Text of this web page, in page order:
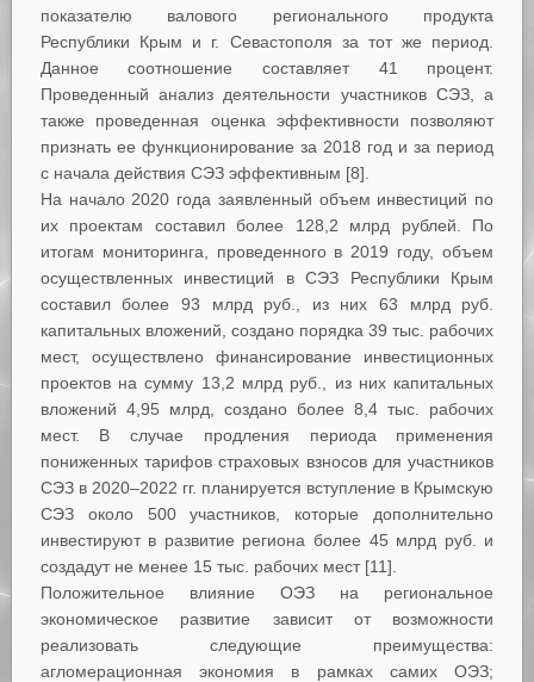
показателю валового регионального продукта
Республики Крым и г. Севастополя за тот же период.
Данное соотношение составляет 41 процент.
Проведенный анализ деятельности участников СЭЗ, а
также проведенная оценка эффективности позволяют
признать ее функционирование за 2018 год и за период
с начала действия СЭЗ эффективным [8].
На начало 2020 года заявленный объем инвестиций по
их проектам составил более 128,2 млрд рублей. По
итогам мониторинга, проведенного в 2019 году, объем
осуществленных инвестиций в СЭЗ Республики Крым
составил более 93 млрд руб., из них 63 млрд руб.
капитальных вложений, создано порядка 39 тыс. рабочих
мест, осуществлено финансирование инвестиционных
проектов на сумму 13,2 млрд руб., из них капитальных
вложений 4,95 млрд, создано более 8,4 тыс. рабочих
мест. В случае продления периода применения
пониженных тарифов страховых взносов для участников
СЭЗ в 2020–2022 гг. планируется вступление в Крымскую
СЭЗ около 500 участников, которые дополнительно
инвестируют в развитие региона более 45 млрд руб. и
создадут не менее 15 тыс. рабочих мест [11].
Положительное влияние ОЭЗ на региональное
экономическое развитие зависит от возможности
реализовать следующие преимущества:
агломерационная экономия в рамках самих ОЭЗ;